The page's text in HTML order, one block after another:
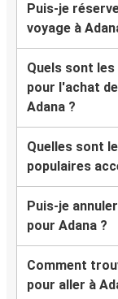
Puis-je
voyage à
Quels sont
pour l'achat
Adana ?
Quelles sont
populaires
Puis-je
pour Adana ?
Comment
pour aller à